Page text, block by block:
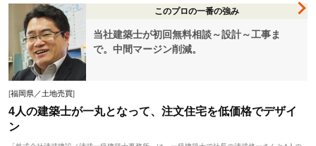
このプロの一番の強み
当社建築士が初回無料相談～設計～工事ま
で。中間マージン削減。
[福岡県／土地売買]
4人の建築士が一丸となって、注文住宅を低価格でデザイ
ン